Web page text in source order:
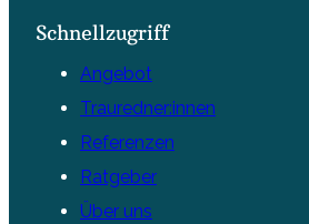
Schnellzugriff
Angebot
Trauredner:innen
Referenzen
Ratgeber
Über uns